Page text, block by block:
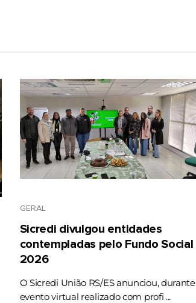
GERAL
Sicredi divulgou entidades
contempladas pelo Fundo Social
2026
O Sicredi União RS/ES anunciou, durante
evento virtual realizado com profi ...